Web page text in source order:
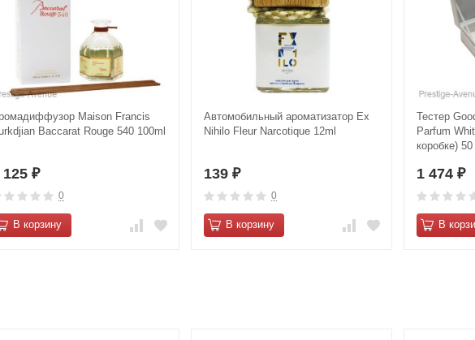
Maison Francis
Baccarat Rouge 540 100ml
125 ₽
0
В корзину
Автомобильный ароматизатор Ex
Nihilo Fleur Narcotique 12ml
139 ₽
0
В корзину
Тестер
Parfum
коробке)
1 474 ₽
В